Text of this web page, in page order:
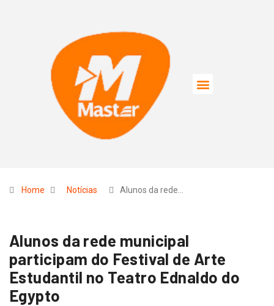
Home Notícias Alunos da rede…
Alunos da rede municipal
participam do Festival de Arte
Estudantil no Teatro Ednaldo do
Egypto